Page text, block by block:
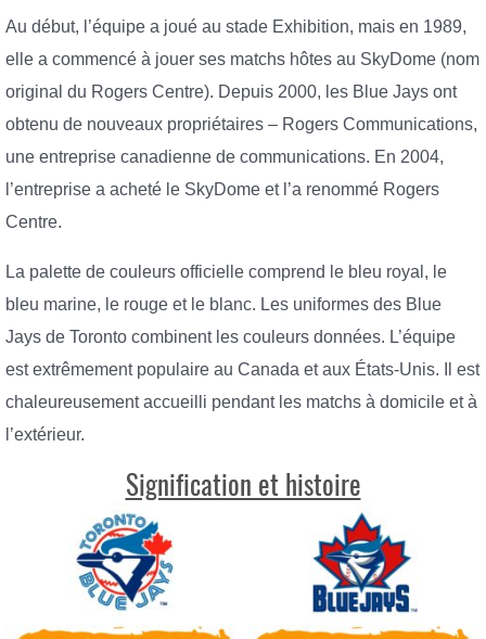
Au début, l’équipe a joué au stade Exhibition, mais en 1989,
elle a commencé à jouer ses matchs hôtes au SkyDome (nom
original du Rogers Centre). Depuis 2000, les Blue Jays ont
obtenu de nouveaux propriétaires – Rogers Communications,
une entreprise canadienne de communications. En 2004,
l’entreprise a acheté le SkyDome et l’a renommé Rogers
Centre.
La palette de couleurs officielle comprend le bleu royal, le
bleu marine, le rouge et le blanc. Les uniformes des Blue
Jays de Toronto combinent les couleurs données. L’équipe
est extrêmement populaire au Canada et aux États-Unis. Il est
chaleureusement accueilli pendant les matchs à domicile et à
l’extérieur.
Signification et histoire